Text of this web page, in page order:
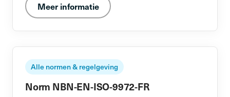
Meer informatie
Alle normen & regelgeving
Norm NBN-EN-ISO-9972-FR